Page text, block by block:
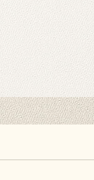
am Ständer
an die Wand
Diese Artikel sind
Lieferumfang enthalten.